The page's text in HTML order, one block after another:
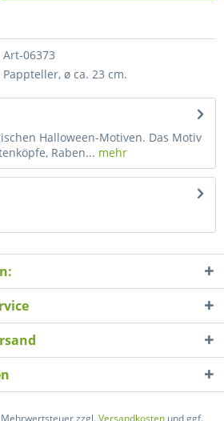
Art-06373
Pappteller, ø ca. 23 cm.
Halloween-Motiven. Das Motiv
Raben... mehr